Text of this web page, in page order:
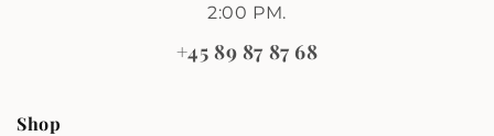
2:00 PM.
+45 89 87 87 68
Shop